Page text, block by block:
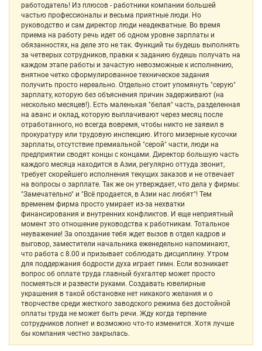
работодатель! Из плюсов - работники компании большей
частью профессионалы и весьма приятные люди. Но
руководство и сам директор люди неадекватные. Во время
приема на работу речь идет об одном уровне зарплаты и
обязанностях, на деле это не так. Функций ты будешь выполнять
за четверых сотрудников, правки к заданию будешь получать на
каждом этапе работы и зачастую невозможные к исполнению,
внятное четко сформулированное техническое задания
получить просто нереально. Отдельно стоит упомянуть "серую"
зарплату, которую без объяснения причин задерживают (на
несколько месяцев!). Есть маленькая "белая" часть, разделенная
на аванс и оклад, которую выплачивают через месяц после
отработанного, но всегда вовремя, чтобы никто не заявил в
прокуратуру или трудовую инспекцию. Итого мизерные кусочки
зарплаты, отсутствие премиальной "серой" части, люди на
предприятии сводят концы с концами. Директор большую часть
каждого месяца находится в Азии, регулярно оттуда звонит,
требует скорейшего исполнения текущих заказов и не отвечает
на вопросы о зарплате. Так же он утверждает, что дела у фирмы:
"Замечательно" и "Всё продается, в Азии нас любят"! Тем
временем фирма просто умирает из-за нехватки
финансирования и внутренних конфликтов. И еще неприятный
момент это отношение руководства к работникам. Тотальное
неуважение! За опоздание тебя ждет вызов в отдел кадров и
выговор, заместители начальника еженедельно напоминают,
что работа с 8.00 и призывает соблюдать дисциплину. Утром
для поддержания бодрости духа играет гимн. Если возникает
вопрос об оплате труда главный бухгалтер может просто
посмеяться и развести руками. Создавать ювелирные
украшения в такой обстановке нет никакого желания и о
творчестве среди жесткого заводского режима без достойной
оплаты труда не может быть речи. Жду когда терпение
сотрудников лопнет и возможно что-то изменится. Хотя лучше
бы компания честно закрылась.